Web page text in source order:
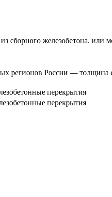
железобетона. или
регионов России — толщина
перекрытия
перекрытия